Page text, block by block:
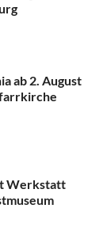
ab 2. August
Werkstatt